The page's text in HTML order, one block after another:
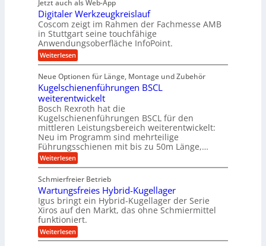
i
e
b
e
f
ü
r
r
a
u
e
U
m
g
e
b
u
n
g
e
n
r
a
g
s
e
i
g
a
n
g
i
g
e
r
S
t
e
l
l
e
n
e
t
r
i
e
b
e
f
r
p
r
ä
z
i
s
e
H
u
b
e
w
e
g
u
n
g
e
ä
z
i
s
i
o
n
f
r
A
u
t
o
m
o
t
i
v
e
n
d
M
a
s
c
h
i
Jetzt auch als Web-App
Digitaler Werkzeugkreislauf
Coscom zeigt im Rahmen der Fachmesse AMB
in Stuttgart seine touchfähige
Anwendungsoberfläche InfoPoint.
Weiterlesen:
D
g
i
t
a
l
e
r
W
e
r
k
z
e
u
g
k
r
e
i
s
Neue Optionen für Länge, Montage und Zubehör
Kugelschienenführungen BSCL
weiterentwickelt
Bosch Rexroth hat die
Kugelschienenführungen BSCL für den
mittleren Leistungsbereich weiterentwickelt:
Neu im Programm sind mehrteilige
Führungsschienen mit bis zu 50m Länge,…
Weiterlesen:
K
g
e
l
s
c
h
i
e
Schmierfreier Betrieb
Wartungsfreies Hybrid-Kugellager
Igus bringt ein Hybrid-Kugellager der Serie
Xiros auf den Markt, das ohne Schmiermittel
funktioniert.
Weiterlesen:
W